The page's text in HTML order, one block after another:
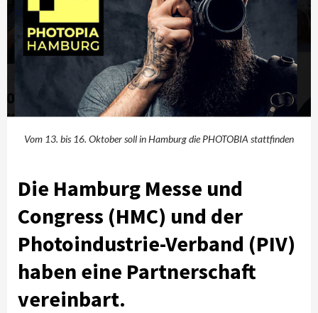
Vom 13. bis 16. Oktober soll in Hamburg die PHOTOBIA stattfinden
Die Hamburg Messe und
Congress (HMC) und der
Photoindustrie-Verband (PIV)
haben eine Partnerschaft
vereinbart.